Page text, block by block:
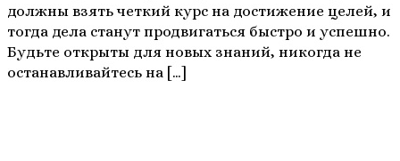
должны взять четкий курс на достижение целей, и
тогда дела станут продвигаться быстро и успешно.
Будьте открыты для новых знаний, никогда не
останавливайтесь на […]